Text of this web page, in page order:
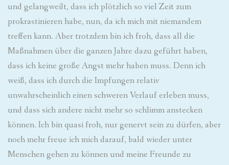
und gelangweilt, dass ich plötzlich so viel Zeit zum
prokrastinieren habe, nun, da ich mich mit niemandem
treffen kann. Aber trotzdem bin ich froh, dass all die
Maßnahmen über die ganzen Jahre dazu geführt haben,
dass ich keine große Angst mehr haben muss. Denn ich
weiß, dass ich durch die Impfungen relativ
unwahrscheinlich einen schweren Verlauf erleben muss,
und dass sich andere nicht mehr so schlimm anstecken
können. Ich bin quasi froh, nur genervt sein zu dürfen, aber
noch mehr freue ich mich darauf, bald wieder unter
Menschen gehen zu können und meine Freunde zu